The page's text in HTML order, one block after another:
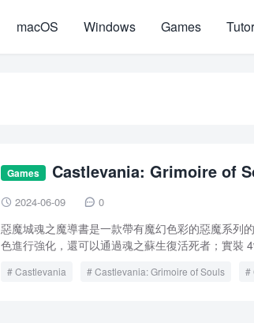
macOS Windows Games
Games
Castlevania: Grimoire of
書之魂 crack
 2024-06-09  0
惡魔城魂之魔導書是一款帶有魔幻色彩的惡魔系列
色進行強化，還可以通過魂之蘇生復活死者；實裝
Castlevania Castlevania: Grimoire of Souls